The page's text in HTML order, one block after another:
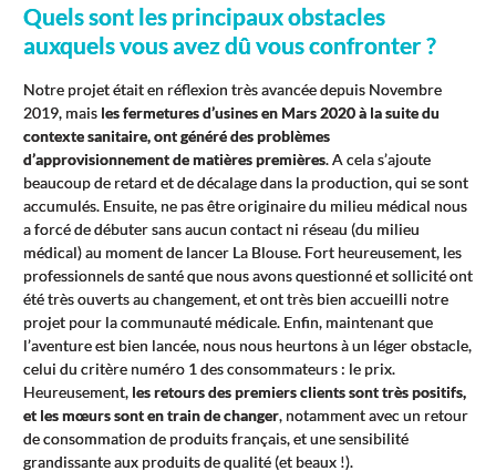
Quels sont les principaux obstacles
auxquels vous avez dû vous confronter ?
Notre projet était en réflexion très avancée depuis Novembre
2019, mais les fermetures d’usines en Mars 2020 à la suite du
contexte sanitaire, ont généré des problèmes
d’approvisionnement de matières premières. A cela s’ajoute
beaucoup de retard et de décalage dans la production, qui se sont
accumulés. Ensuite, ne pas être originaire du milieu médical nous
a forcé de débuter sans aucun contact ni réseau (du milieu
médical) au moment de lancer La Blouse. Fort heureusement, les
professionnels de santé que nous avons questionné et sollicité ont
été très ouverts au changement, et ont très bien accueilli notre
projet pour la communauté médicale. Enfin, maintenant que
l’aventure est bien lancée, nous nous heurtons à un léger obstacle,
celui du critère numéro 1 des consommateurs : le prix.
Heureusement, les retours des premiers clients sont très positifs,
et les mœurs sont en train de changer, notamment avec un retour
de consommation de produits français, et une sensibilité
grandissante aux produits de qualité (et beaux !).